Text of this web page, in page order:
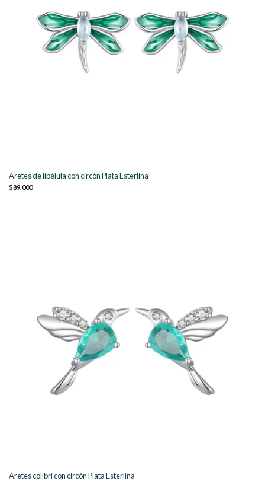
Aretes de libélula con circón Plata Esterlina
$89.000
Aretes colibrí con circón Plata Esterlina